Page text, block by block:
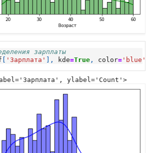
зарплаты
'Зарплата' ], kde=True , color= 'blue'
ylabel='Count'>